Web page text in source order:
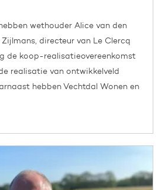
wethouder Alice van den
directeur van Le Clercq
de koop-realisatieovereenkomst
realisatie van ontwikkelveld
hebben Vechtdal Wonen en